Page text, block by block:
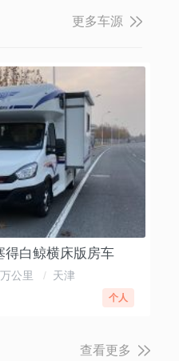
更多车源
得白鲸横床版房车
公里 / 天津
个人
查看更多